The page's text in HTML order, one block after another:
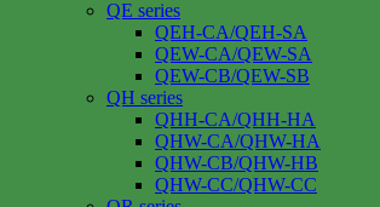
QE series
QEH-CA/QEH-SA
QEW-CA/QEW-SA
QEW-CB/QEW-SB
QH series
QHH-CA/QHH-HA
QHW-CA/QHW-HA
QHW-CB/QHW-HB
QHW-CC/QHW-CC